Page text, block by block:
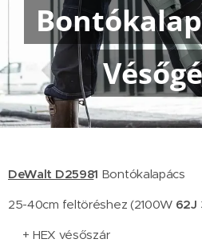
DeWalt D25981 Bontókalapács
25-40cm feltöréshez (2100W 62J
+ HEX vésőszár